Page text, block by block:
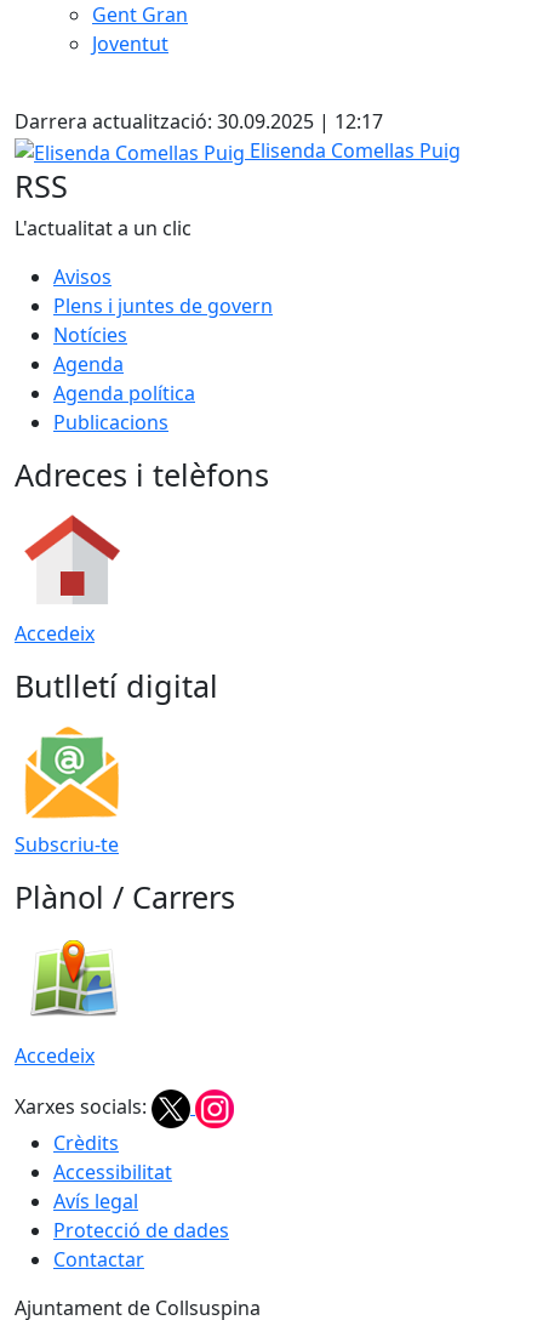
Gent Gran
Joventut
Darrera actualització: 30.09.2025 | 12:17
Elisenda Comellas Puig
Elisenda Comellas Puig
RSS
L'actualitat a un clic
Avisos
Plens i juntes de govern
Notícies
Agenda
Agenda política
Publicacions
Adreces i telèfons
Accedeix
Butlletí digital
Subscriu-te
Plànol / Carrers
Accedeix
Xarxes socials:
Crèdits
Accessibilitat
Avís legal
Protecció de dades
Contactar
Ajuntament de Collsuspina